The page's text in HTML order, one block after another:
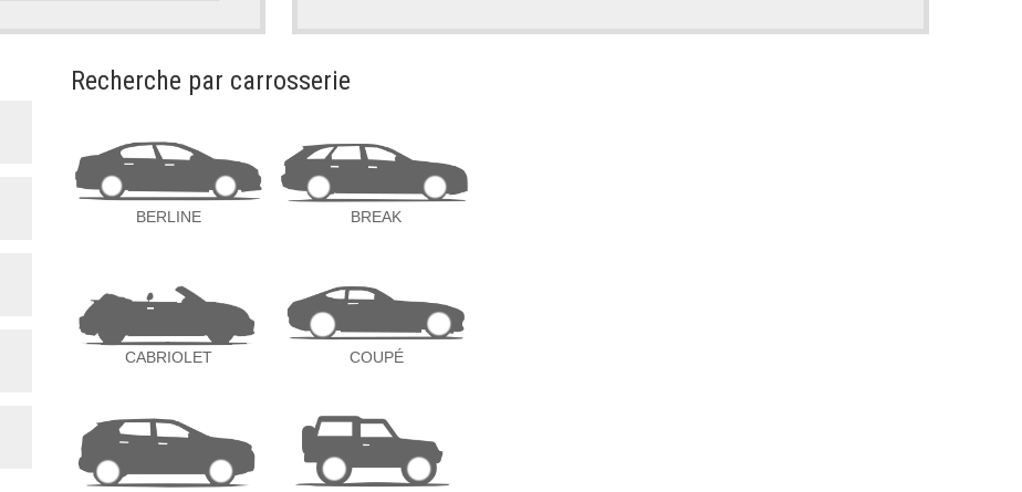
Recherche par carrosserie
BERLINE BREAK
CABRIOLET COUPÉ